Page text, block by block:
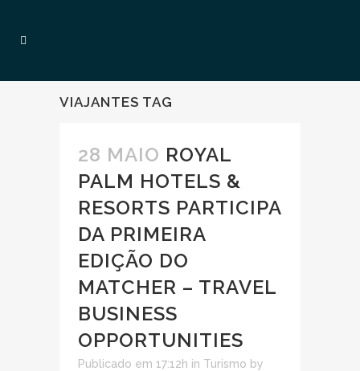
VIAJANTES TAG
28 MAIO ROYAL
PALM HOTELS &
RESORTS PARTICIPA
DA PRIMEIRA
EDIÇÃO DO
MATCHER – TRAVEL
BUSINESS
OPPORTUNITIES
Publicado em 17:12h in Turismo by